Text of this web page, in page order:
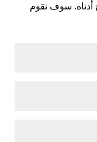
أدناه. سوف نقوم